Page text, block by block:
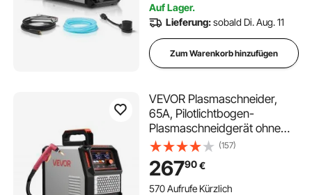
Heimreparaturen,
Werkstätten
Auf Lager.
Lieferung:sobald Di. Aug. 11
Zum Warenkorb hinzufügen
VEVOR Plasmaschneider,
65A, Pilotlichtbogen-
Plasmaschneidgerät ohne
Hochfrequenz – mit 2T/4T-
Funktion & einstellbarer PT-
Zeit, Digitalanzeige, IGBT-
Wechselrichter für
(157)
26790€
570 Aufrufe Kürzlich